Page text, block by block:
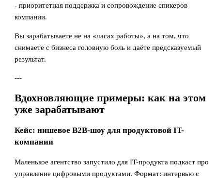
- приоритетная поддержка и сопровождение спикеров
компании.
Вы зарабатываете не на «часах работы», а на том, что
снимаете с бизнеса головную боль и даёте предсказуемый
результат.
---
Вдохновляющие примеры: как на этом
уже зарабатывают
Кейс: нишевое B2B-шоу для продуктовой IT-
компании
Маленькое агентство запустило для IT-продукта подкаст про
управление цифровыми продуктами. Формат: интервью с